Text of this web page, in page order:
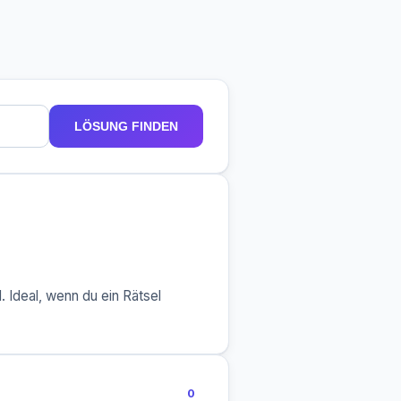
LÖSUNG FINDEN
wenn du ein Rätsel
0